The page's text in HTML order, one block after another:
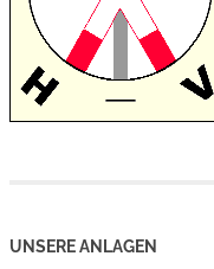
UNSERE ANLAGEN